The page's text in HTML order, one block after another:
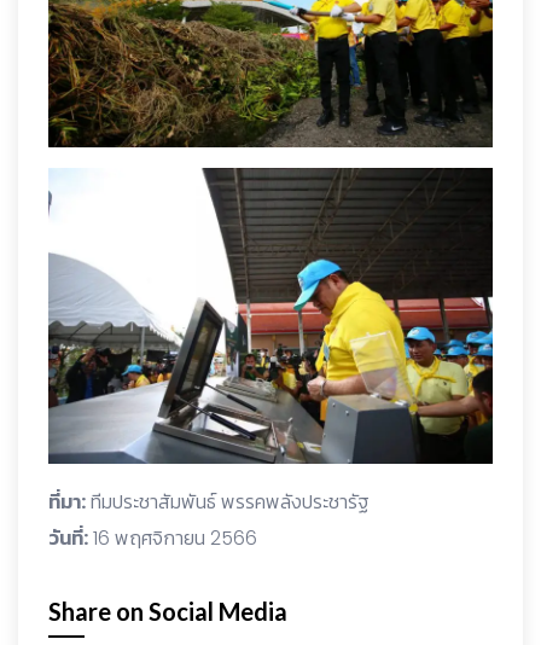
ที่มา:ทีมประชาสัมพันธ์ พรรคพลังประชารัฐ
วันที่:16 พฤศจิกายน 2566
Share on Social Media